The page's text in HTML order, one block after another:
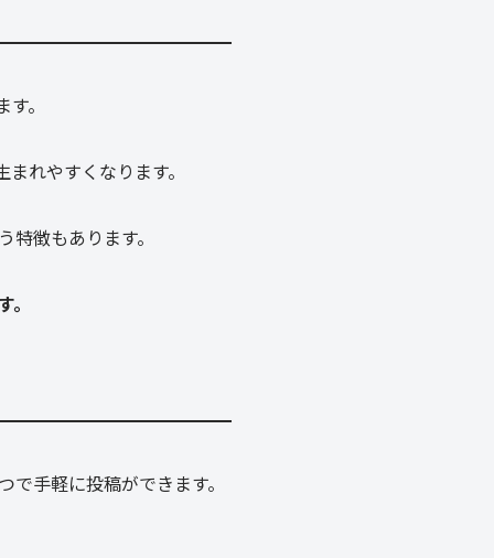
。
れやすくなります。
徴もあります。
手軽に投稿ができます。